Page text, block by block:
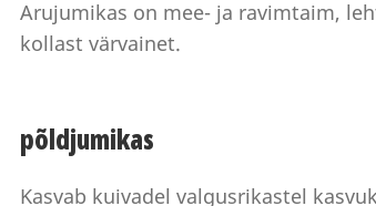
Arujumikas on mee- ja ravimtaim,
kollast värvainet.
põldjumikas
Kasvab kuivadel valgusrikastel